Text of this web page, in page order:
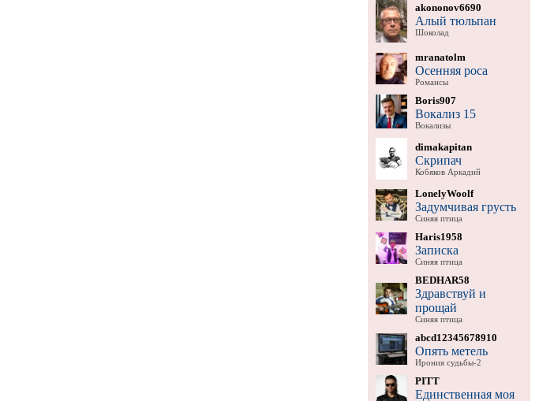
akononov6690
Алый тюльпан
Шоколад
mranatolm
Осенняя роса
Романсы
Boris907
Вокализ 15
Вокализы
dimakapitan
Скрипач
Кобяков Аркадий
LonelyWoolf
Задумчивая грусть
Синяя птица
Haris1958
Записка
Синяя птица
BEDHAR58
Здравствуй и
прощай
Синяя птица
abcd12345678910
Опять метель
Ирония судьбы-2
PITT
Единственная моя